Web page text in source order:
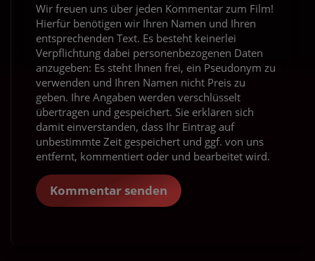
Wir freuen uns über jeden Kommentar zum Film!
Hierfür benötigen wir Ihren Namen und Ihren
entsprechenden Text. Es besteht keinerlei
Verpflichtung dabei personenbezogenen Daten
anzugeben: Es steht Ihnen frei, ein Pseudonym zu
verwenden und Ihren Namen nicht Preis zu
geben. Ihre Angaben werden verschlüsselt
übertragen und gespeichert. Sie erklären sich
damit einverstanden, dass Ihr Eintrag auf
unbestimmte Zeit gespeichert und ggf. von uns
entfernt, kommentiert oder und bearbeitet wird.
Kommentar senden